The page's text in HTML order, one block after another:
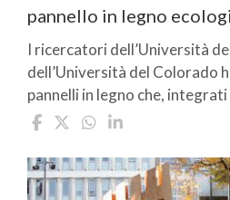
pannello in legno
I ricercatori dell’Università
dell’Università del Colorado
pannelli in legno che,